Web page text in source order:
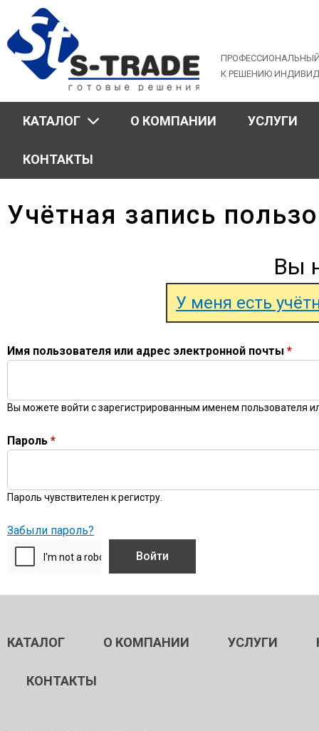
navigation
К РЕШЕНИЮ
КАТАЛОГ О КОМПАНИИ УСЛУГИ
КОНТАКТЫ
Учётная запись
Вы
У меня есть
Имя пользователя или адрес электронной почты *
Вы можете войти с зарегистрированным именем пользователя
Пароль *
Пароль чувствителен к регистру.
Забыли пароль?
КАТАЛОГ О КОМПАНИИ УСЛУГИ
КОНТАКТЫ